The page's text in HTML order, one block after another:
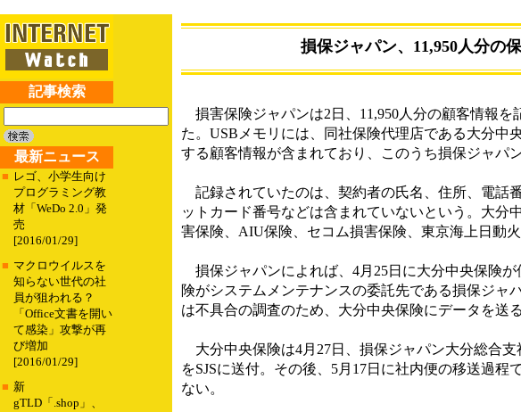
記事検索
最新ニュース
■ レゴ、小学生向け
プログラミング教
材「WeDo 2.0」発
売
[2016/01/29]
■ マクロウイルスを
知らない世代の社
員が狙われる？
「Office文書を開い
て感染」攻撃が再
び増加
[2016/01/29]
■ 新
gTLD「.shop」、
損保ジャパン、11,950人分の
損害保険ジャパンは2日、11,950人分の顧客情報
た。USBメモリには、同社保険代理店である大分中
する顧客情報が含まれており、このうち損保ジャパ
記録されていたのは、契約者の氏名、住所、電話
ットカード番号などは含まれていないという。大分
害保険、AIU保険、セコム損害保険、東京海上日動
損保ジャパンによれば、4月25日に大分中央保険
険がシステムメンテナンスの委託先である損保ジャ
は不具合の調査のため、大分中央保険にデータを送
大分中央保険は4月27日、損保ジャパン大分総合
をSJSに送付。その後、5月17日に社内便の移送過
ない。